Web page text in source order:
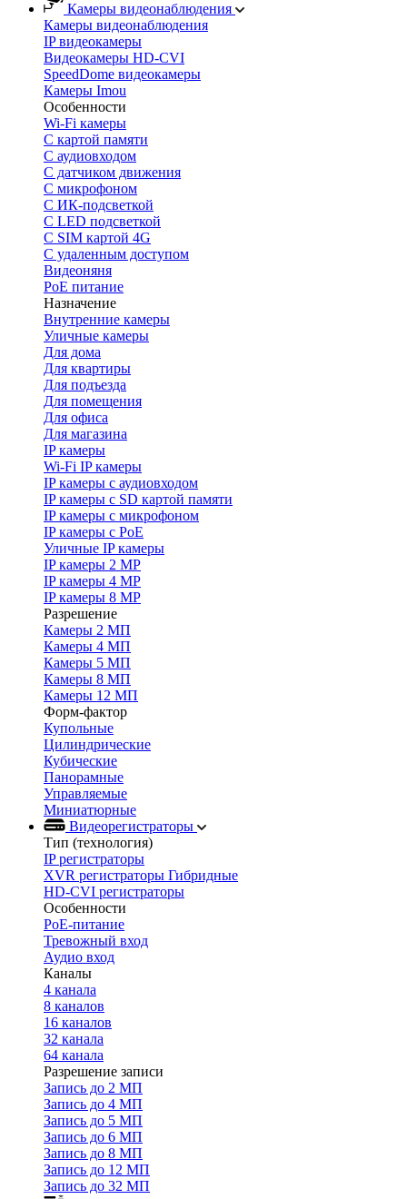
Камеры видеонаблюдения
Камеры видеонаблюдения
IP видеокамеры
Видеокамеры HD-CVI
SpeedDome видеокамеры
Камеры Imou
Особенности
Wi-Fi камеры
С картой памяти
С аудиовходом
С датчиком движения
С микрофоном
С ИК-подсветкой
С LED подсветкой
C SIM картой 4G
C удаленным доступом
Видеоняня
PoE питание
Назначение
Внутренние камеры
Уличные камеры
Для дома
Для квартиры
Для подъезда
Для помещения
Для офиса
Для магазина
IP камеры
Wi-Fi IP камеры
IP камеры с аудиовходом
IP камеры с SD картой памяти
IP камеры с микрофоном
IP камеры с PoE
Уличные IP камеры
IP камеры 2 MP
IP камеры 4 MP
IP камеры 8 MP
Разрешение
Камеры 2 МП
Камеры 4 МП
Камеры 5 МП
Камеры 8 МП
Камеры 12 МП
Форм-фактор
Купольные
Цилиндрические
Кубические
Панорамные
Управляемые
Миниатюрные
Видеорегистраторы
Тип (технология)
IP регистраторы
XVR регистраторы Гибридные
HD-CVI регистраторы
Особенности
PoE-питание
Тревожный вход
Аудио вход
Каналы
4 канала
8 каналов
16 каналов
32 канала
64 канала
Разрешение записи
Запись до 2 МП
Запись до 4 МП
Запись до 5 МП
Запись до 6 МП
Запись до 8 МП
Запись до 12 МП
Запись до 32 МП